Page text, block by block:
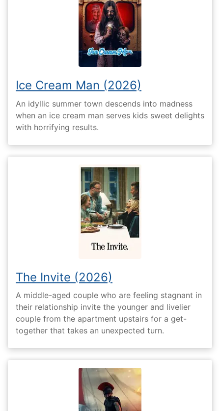
Ice Cream Man (2026)
An idyllic summer town descends into madness
when an ice cream man serves kids sweet delights
with horrifying results.
The Invite (2026)
A middle-aged couple who are feeling stagnant in
their relationship invite the younger and livelier
couple from the apartment upstairs for a get-
together that takes an unexpected turn.